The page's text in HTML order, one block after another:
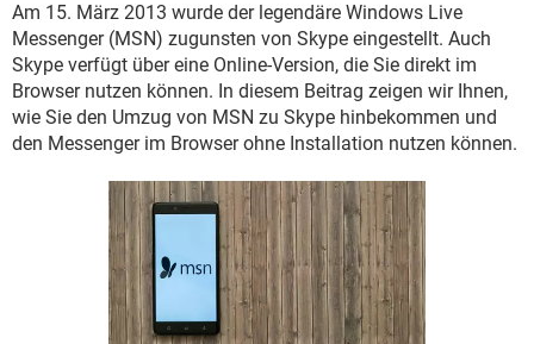
FACEBOOK HARDWARE
WHATSAPP TIKTOK
FACEBOOK HARDWARE
ANDROID IOS
WINDOWS 10 INSTAGRAM
WHATSAPP TIKTOK
FACEBOOK HARDWARE
SPIELE STREAMING
ANDROID IOS
WINDOWS 10 INSTAGRAM
HARDWARE
Am 15. März 2013 wurde der legendäre Windows Live
Messenger (MSN) zugunsten von Skype eingestellt. Auch
Skype verfügt über eine Online-Version, die Sie direkt im
Browser nutzen können. In diesem Beitrag zeigen wir Ihnen,
wie Sie den Umzug von MSN zu Skype hinbekommen und
den Messenger im Browser ohne Installation nutzen können.